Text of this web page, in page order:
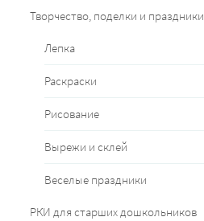
Творчество, поделки и праздники
Лепка
Раскраски
Рисование
Вырежи и склей
Веселые праздники
РКИ для старших дошкольников